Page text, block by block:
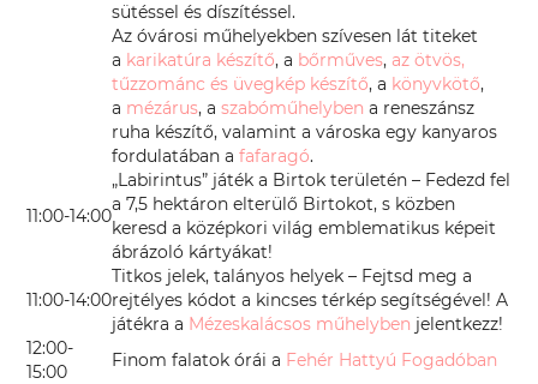
sütéssel és díszítéssel.
Az óvárosi műhelyekben szívesen lát titeket
a karikatúra készítő, a bőrműves, az ötvös,
tűzzománc és üvegkép készítő, a könyvkötő,
a mézárus, a szabóműhelyben a reneszánsz
ruha készítő, valamint a városka egy kanyaros
fordulatában a fafaragó.
11:00-14:00
„Labirintus” játék a Birtok területén – Fedezd fel
a 7,5 hektáron elterülő Birtokot, s közben
keresd a középkori világ emblematikus képeit
ábrázoló kártyákat!
11:00-14:00
Titkos jelek, talányos helyek – Fejtsd meg a
rejtélyes kódot a kincses térkép segítségével! A
játékra a Mézeskalácsos műhelyben jelentkezz!
12:00-
15:00
Finom falatok órái a Fehér Hattyú Fogadóban